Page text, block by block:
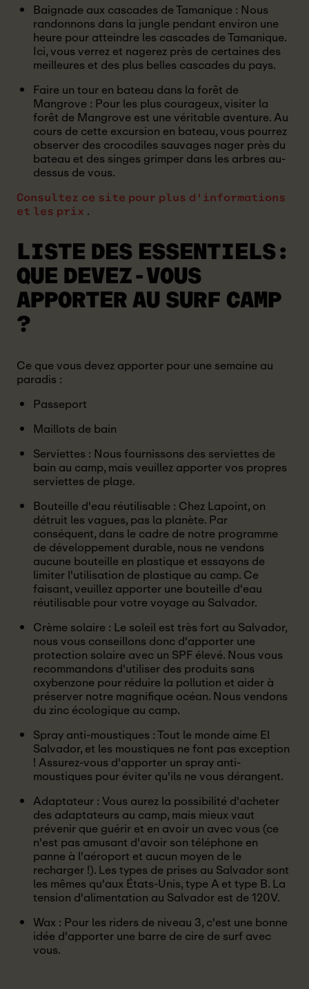
Baignade aux cascades de Tamanique : Nous
randonnons dans la jungle pendant environ une
heure pour atteindre les cascades de Tamanique.
Ici, vous verrez et nagerez près de certaines des
meilleures et des plus belles cascades du pays.
Faire un tour en bateau dans la forêt de
Mangrove : Pour les plus courageux, visiter la
forêt de Mangrove est une véritable aventure. Au
cours de cette excursion en bateau, vous pourrez
observer des crocodiles sauvages nager près du
bateau et des singes grimper dans les arbres au-
dessus de vous.
Consultez ce site pour plus d'informations
et les prix .
LISTE DES ESSENTIELS:
QUE DEVEZ-VOUS
APPORTER AU SURF CAMP
?
Ce que vous devez apporter pour une semaine au
paradis :
Passeport
Maillots de bain
Serviettes : Nous fournissons des serviettes de
bain au camp, mais veuillez apporter vos propres
serviettes de plage.
Bouteille d'eau réutilisable : Chez Lapoint, on
détruit les vagues, pas la planète. Par
conséquent, dans le cadre de notre programme
de développement durable, nous ne vendons
aucune bouteille en plastique et essayons de
limiter l'utilisation de plastique au camp. Ce
faisant, veuillez apporter une bouteille d'eau
réutilisable pour votre voyage au Salvador.
Crème solaire : Le soleil est très fort au Salvador,
nous vous conseillons donc d'apporter une
protection solaire avec un SPF élevé. Nous vous
recommandons d'utiliser des produits sans
oxybenzone pour réduire la pollution et aider à
préserver notre magnifique océan. Nous vendons
du zinc écologique au camp.
Spray anti-moustiques : Tout le monde aime El
Salvador, et les moustiques ne font pas exception
! Assurez-vous d'apporter un spray anti-
moustiques pour éviter qu'ils ne vous dérangent.
Adaptateur : Vous aurez la possibilité d'acheter
des adaptateurs au camp, mais mieux vaut
prévenir que guérir et en avoir un avec vous (ce
n'est pas amusant d'avoir son téléphone en
panne à l'aéroport et aucun moyen de le
recharger !). Les types de prises au Salvador sont
les mêmes qu'aux États-Unis, type A et type B. La
tension d'alimentation au Salvador est de 120V.
Wax : Pour les riders de niveau 3, c'est une bonne
idée d'apporter une barre de cire de surf avec
vous.